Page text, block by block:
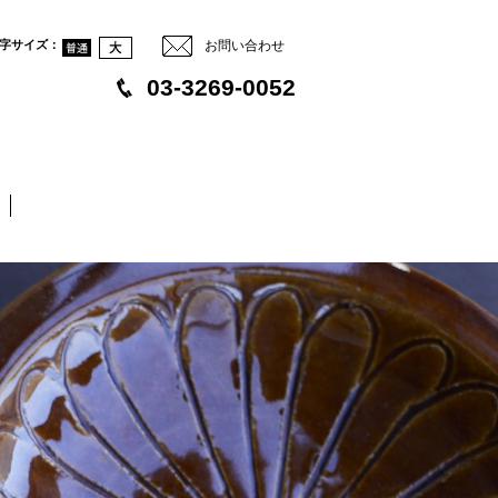
お問い合わせ
サイズ：
03-3269-0052